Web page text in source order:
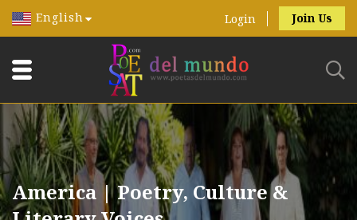
English Login Join Us
America | Poetry, Culture &